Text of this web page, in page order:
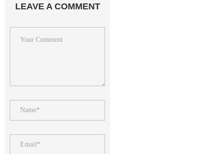
LEAVE A COMMENT